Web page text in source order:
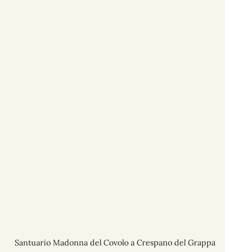
Santuario Madonna del Covolo a Crespano del Grappa